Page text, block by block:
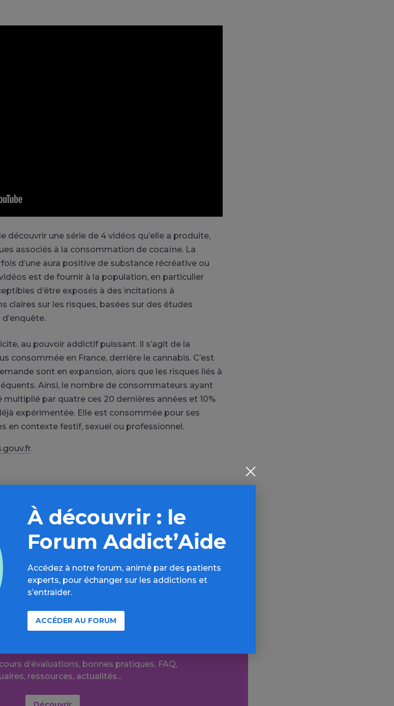
découvrir une série de 4 vidéos qu’elle a produite,
associés à la consommation de cocaïne. La
d’une aura positive de substance récréative ou
est de fournir à la population, en particulier
d’être exposés à des incitations à
claires sur les risques, basées sur des études
au pouvoir addictif puissant. Il s’agit de la
consommée en France, derrière le cannabis. C’est
sont en expansion, alors que les risques liés à
Ainsi, le nombre de consommateurs ayant
par quatre ces 20 dernières années et 10%
expérimentée. Elle est consommée pour ses
en contexte festif, sexuel ou professionnel.
.
de l'article : MILDECA
plus
sur l’espace Autres drogues
d’évaluations, bonnes pratiques, FAQ,
ressources, actualités...
À découvrir : le
Forum Addict’Aide
Accédez à notre forum, animé par des patients
experts, pour échanger sur les addictions et
s’entraider.
ACCÉDER AU FORUM